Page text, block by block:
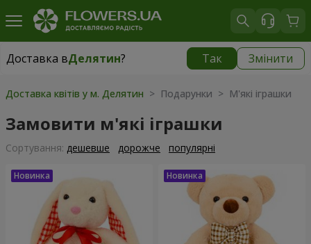
Доставка вДелятин? Так Змінити
Доставка вДелятин|
Доставка квітів у м. Делятин > Подарунки > М'які іграшки
Замовити м'які іграшки
Сортування: дешевше дорожче популярні